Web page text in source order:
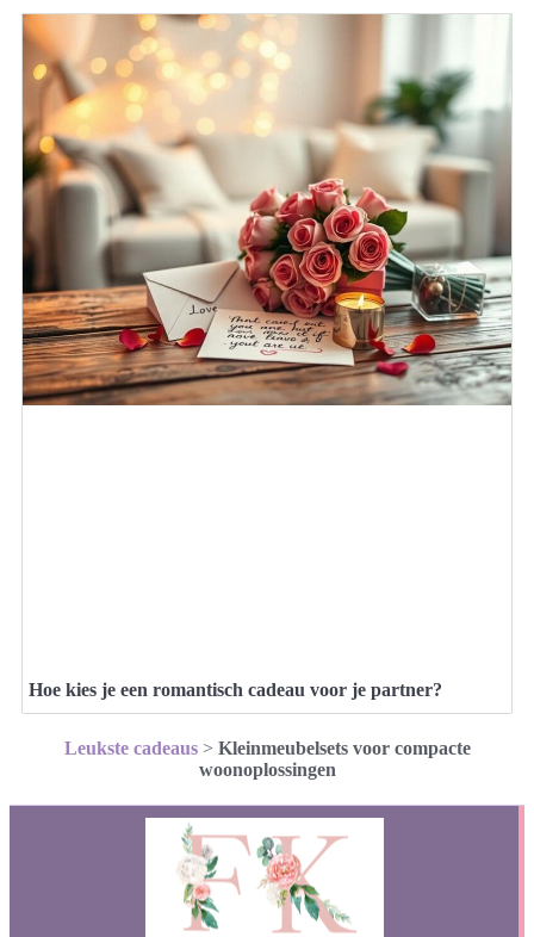
Hoe kies je een romantisch cadeau voor je partner?
Leukste cadeaus> Kleinmeubelsets voor compacte
woonoplossingen